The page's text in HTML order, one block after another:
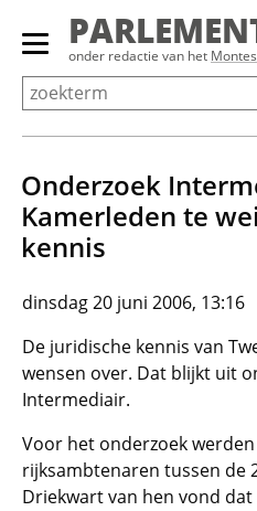
Overslaan
Primair
menu
tonen/verbergen
onder redactie van het
Onderzoek
Kamerleden te
kennis
dinsdag 20 juni 2006, 13:16
De juridische kennis van
wensen over. Dat blijkt uit
Intermediair.
Voor het onderzoek
rijksambtenaren tussen de
Driekwart van hen vond